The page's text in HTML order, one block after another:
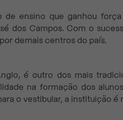
de ensino que ganhou
dos Campos. Com o
demais centros do país.
é outro dos mais
na formação dos
o vestibular, a instituição